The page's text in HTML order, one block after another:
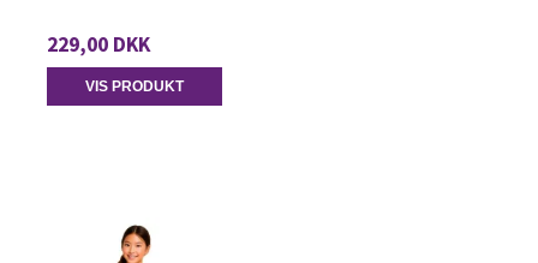
229,00 DKK
VIS PRODUKT